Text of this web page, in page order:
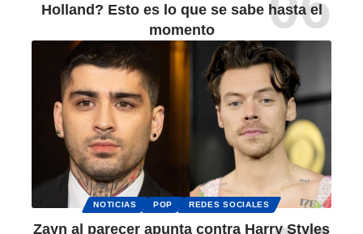
Holland? Esto es lo que se sabe hasta el
momento
NOTICIAS POP REDES SOCIALES
Zayn al parecer apunta contra Harry Styles